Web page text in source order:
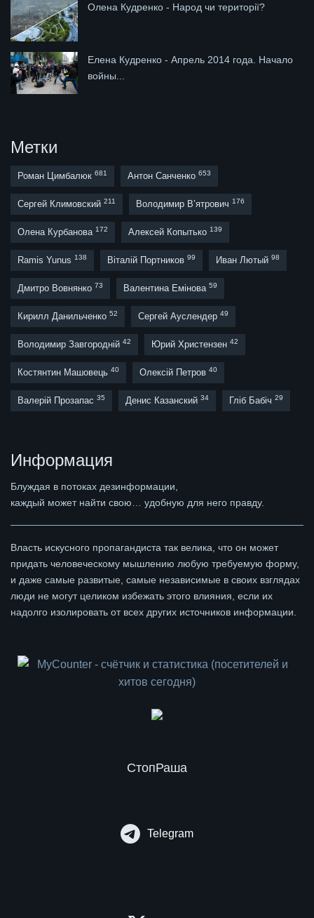
Олена Кудренко - Народ чи території?
Елена Кудренко - Апрель 2014 года. Начало
войны...
Метки
Роман Цимбалюк 681 Антон Санченко 653
Сергей Климовский 211 Володимир В’ятрович 176
Олена Курбанова 172 Алексей Копытько 139
Ramis Yunus 138 Віталій Портников 99 Иван Лютый 98
Дмитро Вовнянко 73 Валентина Емінова 59
Кирилл Данильченко 52 Сергей Ауслендер 49
Володимир Завгородній 42 Юрий Христензен 42
Костянтин Машовець 40 Олексій Петров 40
Валерій Прозапас 35 Денис Казанский 34 Гліб Бабіч 29
Информация
Блуждая в потоках дезинформации,
каждый может найти свою… удобную для него правду.
Власть искусного пропагандиста так велика, что он может
придать человеческому мышлению любую требуемую форму,
и даже самые развитые, самые независимые в своих взглядах
люди не могут целиком избежать этого влияния, если их
надолго изолировать от всех других источников информации.
СтопРаша
Telegram